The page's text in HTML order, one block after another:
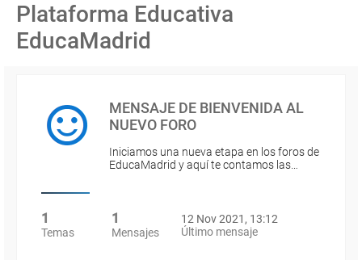
Plataforma Educativa
EducaMadrid
MENSAJE DE BIENVENIDA AL
NUEVO FORO
Iniciamos una nueva etapa en los foros de
EducaMadrid y aquí te contamos las…
1
Temas
1
Mensajes
12 Nov 2021, 13:12
Último mensaje